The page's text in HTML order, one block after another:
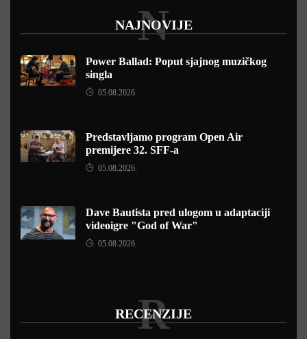
NAJNOVIJE
N
Power Ballad: Poput sjajnog muzičkog
singla
05.08.2026.
Predstavljamo program Open Air
premijere 32. SFF-a
05.08.2026.
Dave Bautista pred ulogom u adaptaciji
videoigre "God of War"
05.08.2026.
RECENZIJE
R